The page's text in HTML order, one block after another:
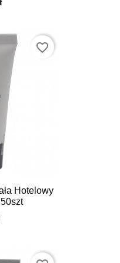
Hotelowy
favorite_border